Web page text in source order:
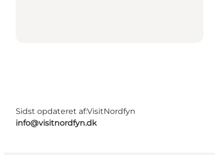
Sidst opdateret af:VisitNordfyn
info@visitnordfyn.dk